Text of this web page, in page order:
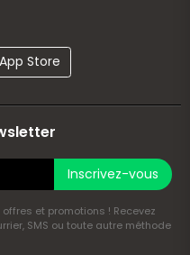
App Store
Inscrivez-vous
et promotions ! Recevez
SMS ou toute autre méthode